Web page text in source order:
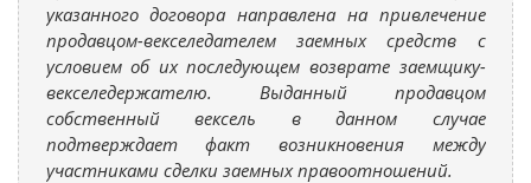
указанного договора направлена на привлечение
продавцом-векселедателем заемных средств с
условием об их последующем возврате заемщику-
векселедержателю. Выданный продавцом
собственный вексель в данном случае
подтверждает факт возникновения между
участниками сделки заемных правоотношений.